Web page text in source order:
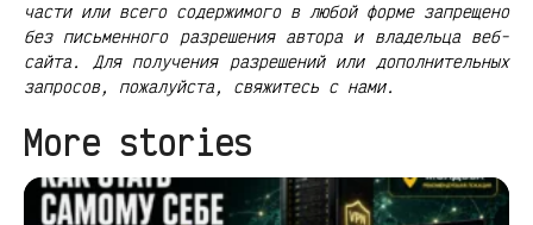
части или всего содержимого в любой форме запрещено
без письменного разрешения автора и владельца веб-
сайта. Для получения разрешений или дополнительных
запросов, пожалуйста, свяжитесь с нами.
More stories